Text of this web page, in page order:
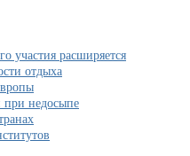
участия расширяется
отдыха
недосыпе